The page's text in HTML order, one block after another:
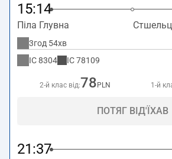
15:14
Піла Глувна
3год 54хв
IC8304 IC78109
2-й клас від:78 PLN 1-й
ПОТЯГ ВІД'ЇХАВ
21:37